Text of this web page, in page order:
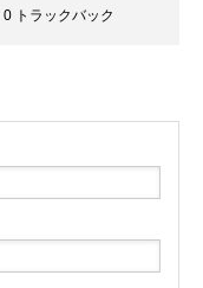
0 トラックバック